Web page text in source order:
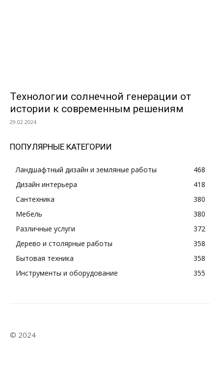
Технологии солнечной генерации от
истории к современным решениям
29.02.2024
ПОПУЛЯРНЫЕ КАТЕГОРИИ
Ландшафтный дизайн и земляные работы
468
Дизайн интерьера
418
Сантехника
380
Мебель
380
Различные услуги
372
Дерево и столярные работы
358
Бытовая техника
358
Инструменты и оборудование
355
© 2024